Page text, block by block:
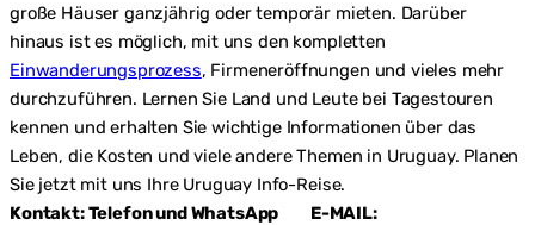
große Häuser ganzjährig oder temporär mieten. Darüber
hinaus ist es möglich, mit uns den kompletten
Einwanderungsprozess, Firmeneröffnungen und vieles mehr
durchzuführen. Lernen Sie Land und Leute bei Tagestouren
kennen und erhalten Sie wichtige Informationen über das
Leben, die Kosten und viele andere Themen in Uruguay. Planen
Sie jetzt mit uns Ihre Uruguay Info-Reise.
Kontakt: Telefon und WhatsApp
E-MAIL: